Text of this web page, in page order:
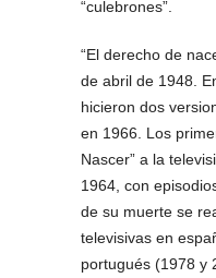
“culebrones”.
“El derecho de
de abril de 1948.
hicieron dos
en 1966. Los
Nascer” a la
1964, con
de su muerte se
televisivas en
portugués (1978 y